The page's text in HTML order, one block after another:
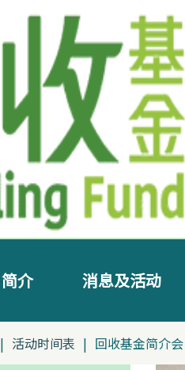
简介 消息及活动
| 活动时间表 | 回收基金简介会